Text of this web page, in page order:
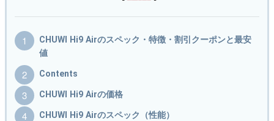
CHUWI Hi9 Airのスペック・特徴・割引クーポンと最安
値
Contents
CHUWI Hi9 Airの価格
CHUWI Hi9 Airのスペック（性能）